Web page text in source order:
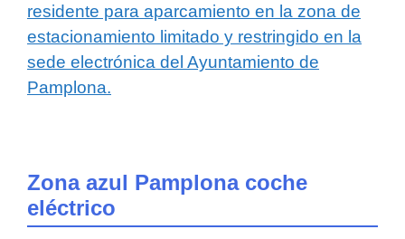
residente para aparcamiento en la zona de
estacionamiento limitado y restringido en la
sede electrónica del Ayuntamiento de
Pamplona.
Zona azul Pamplona coche
eléctrico